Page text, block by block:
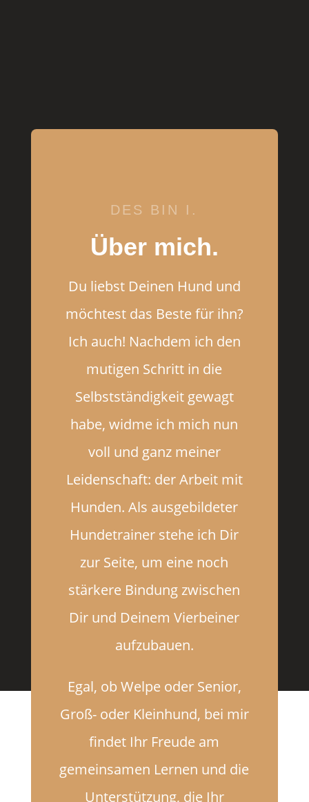
DES BIN I.
Über mich.
Du liebst Deinen Hund und
möchtest das Beste für ihn?
Ich auch! Nachdem ich den
mutigen Schritt in die
Selbstständigkeit gewagt
habe, widme ich mich nun
voll und ganz meiner
Leidenschaft: der Arbeit mit
Hunden. Als ausgebildeter
Hundetrainer stehe ich Dir
zur Seite, um eine noch
stärkere Bindung zwischen
Dir und Deinem Vierbeiner
aufzubauen.
Egal, ob Welpe oder Senior,
Groß- oder Kleinhund, bei mir
findet Ihr Freude am
gemeinsamen Lernen und die
Unterstützung, die Ihr